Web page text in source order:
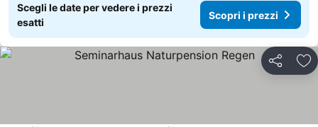
Scegli le date per vedere i prezzi
esatti
Scopri i prezzi
Condividi